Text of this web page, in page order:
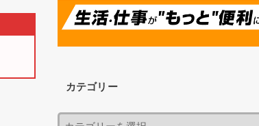
カテゴリー